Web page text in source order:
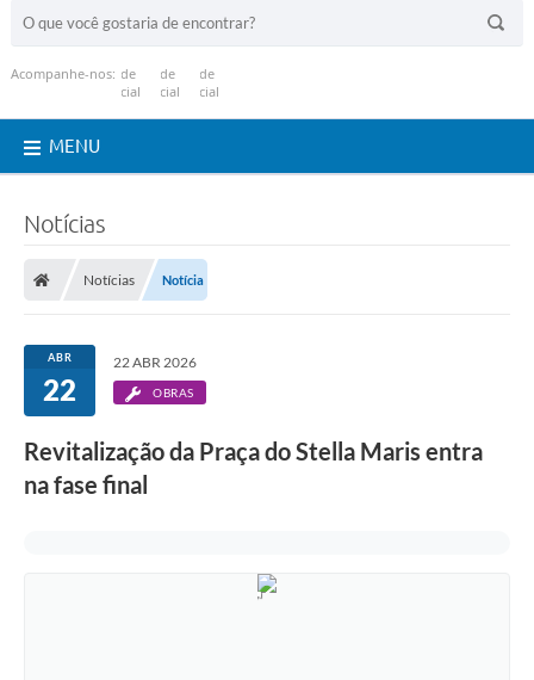
Acompanhe-nos:
MENU
Notícias
Notícias Notícia
ABR
22
22 ABR 2026
OBRAS
Revitalização da Praça do Stella Maris entra
na fase final